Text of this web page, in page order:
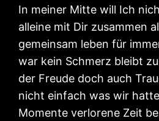
In meiner Mitte will Ich
alleine mit Dir zusammen
gemeinsam leben für
war kein Schmerz bleibt
der Freude doch auch
nicht einfach was wir
Momente verlorene Zeit